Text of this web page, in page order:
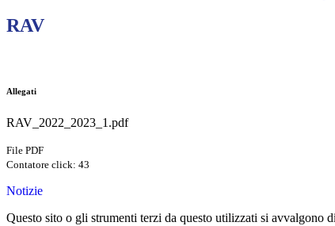
RAV
Allegati
RAV_2022_2023_1.pdf
File PDF
Contatore click: 43
Notizie
Questo sito o gli strumenti terzi da questo utilizzati si avvalgono